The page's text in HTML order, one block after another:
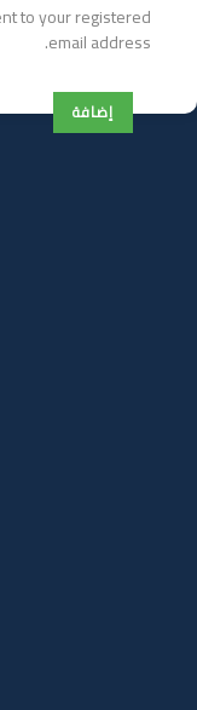
to your registered
email address.